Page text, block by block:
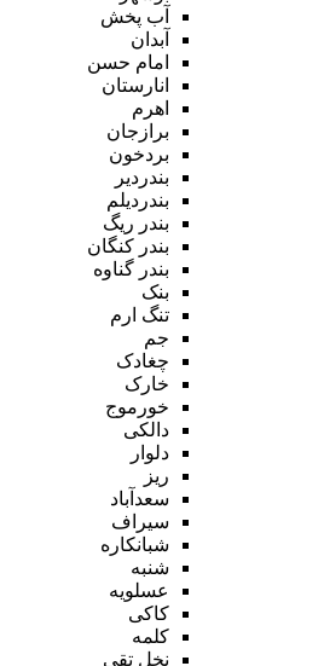
آب پخش
آبدان
امام حسن
انارستان
اهرم
برازجان
بردخون
بندردیر
بندردیلم
بندر ریگ
بندر کنگان
بندر گناوه
بنک
تنگ ارم
جم
چغادک
خارک
خورموج
دالکی
دلوار
ریز
سعدآباد
سیراف
شبانکاره
شنبه
عسلویه
کاکی
کلمه
نخل تقی